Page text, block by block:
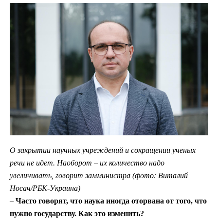
О закрытии научных учреждений и сокращении ученых
речи не идет. Наоборот – их количество надо
увеличивать, говорит замминистра (фото: Виталий
Носач/РБК-Украина)
– Часто говорят, что наука иногда оторвана от того, что
нужно государству. Как это изменить?